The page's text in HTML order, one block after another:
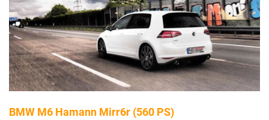
BMW M6 Hamann Mirr6r (560 PS)